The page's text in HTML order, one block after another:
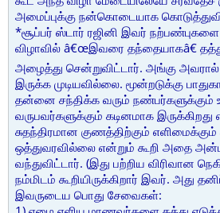
அமைப்புக்கு நன்கொடையாக
*சூப்பர் ஸ்டார் ரஜினி இவர் நற்பண்புகளை
விழாவில் â€œஇவரை தந்தையாகâ€
அழைத்து சென்றுவிட்டார். அங்கு அவரால்
இருக்க முடியவில்லை. மூன்றடுக்கு
தன்னை சந்திக்க வரும் நண்பர்களுக்கும்
வருபவர்களுக்கும் கடினமாக
சுதந்திரமான குணத்திற்கும்
ஒத்துவரவில்லை என்றும் கூறி அதை
வந்துவிட்டார். (இது பற்றிய விரிவான
நம்மிடம் கூறியிருக்கிறார் இவர். அது
இவருடைய பொது சேவைகள்: